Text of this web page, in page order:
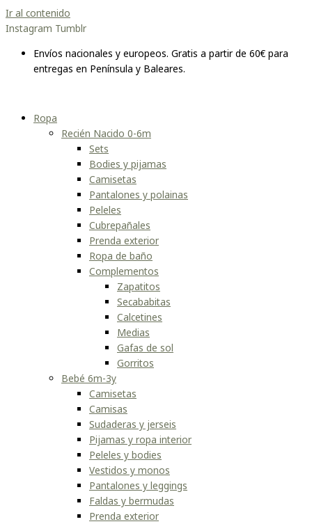
Ir al contenido
Instagram Tumblr
Envíos nacionales y europeos. Gratis a partir de 60€ para
entregas en Península y Baleares.
Ropa
Recién Nacido 0-6m
Sets
Bodies y pijamas
Camisetas
Pantalones y polainas
Peleles
Cubrepañales
Prenda exterior
Ropa de baño
Complementos
Zapatitos
Secababitas
Calcetines
Medias
Gafas de sol
Gorritos
Bebé 6m-3y
Camisetas
Camisas
Sudaderas y jerseis
Pijamas y ropa interior
Peleles y bodies
Vestidos y monos
Pantalones y leggings
Faldas y bermudas
Prenda exterior